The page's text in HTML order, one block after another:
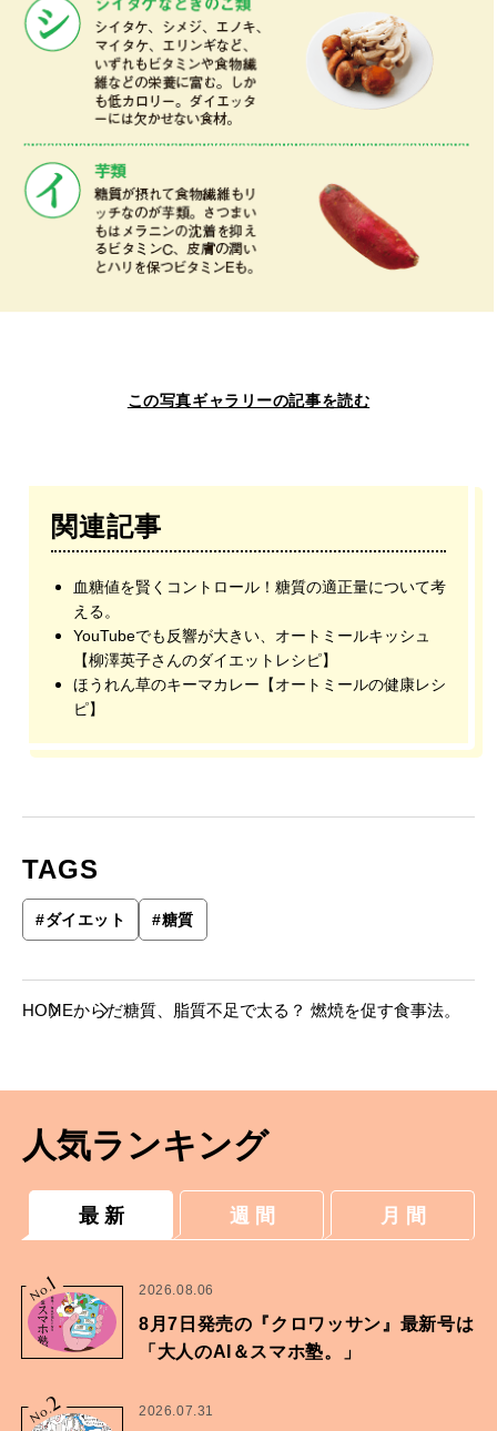
この写真ギャラリーの記事を読む
関連記事
血糖値を賢くコントロール！糖質の適正量について考
える。
YouTubeでも反響が大きい、オートミールキッシュ
【柳澤英子さんのダイエットレシピ】
ほうれん草のキーマカレー【オートミールの健康レシ
ピ】
TAGS
#ダイエット #糖質
HOMEからだ糖質、脂質不足で太る？ 燃焼を促す食事法。
人気ランキング
最 新 週 間 月 間
No.
1 2026.08.06
8月7日発売の『クロワッサン』最新号は
「大人のAI＆スマホ塾。」
No.2 2026.07.31